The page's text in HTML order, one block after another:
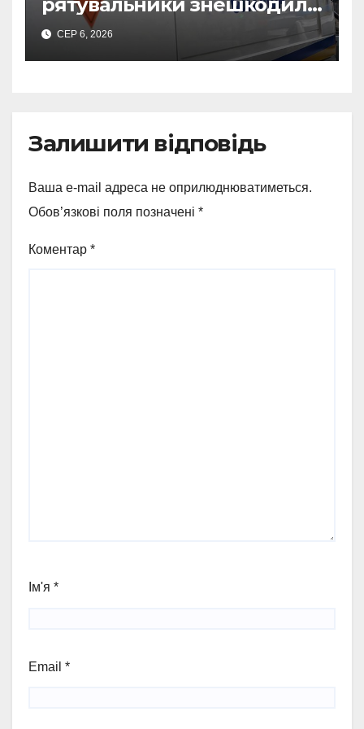
500-кілограмову авіабомбу
росіян
СЕР 6, 2026
Залишити відповідь
Ваша e-mail адреса не оприлюднюватиметься.
Обов’язкові поля позначені *
Коментар *
Ім'я *
Email *